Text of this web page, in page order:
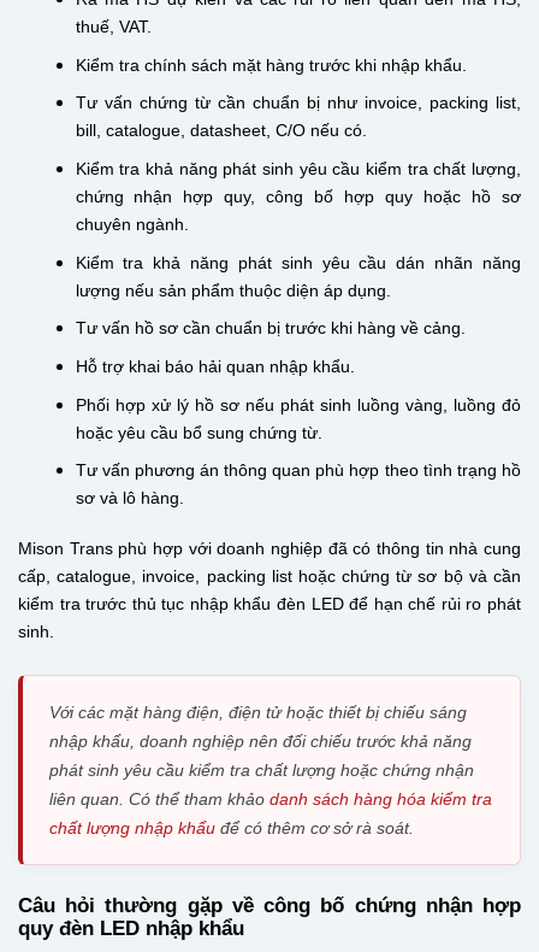
thuế, VAT.
Kiểm tra chính sách mặt hàng trước khi nhập khẩu.
Tư vấn chứng từ cần chuẩn bị như invoice, packing list,
bill, catalogue, datasheet, C/O nếu có.
Kiểm tra khả năng phát sinh yêu cầu kiểm tra chất lượng,
chứng nhận hợp quy, công bố hợp quy hoặc hồ sơ
chuyên ngành.
Kiểm tra khả năng phát sinh yêu cầu dán nhãn năng
lượng nếu sản phẩm thuộc diện áp dụng.
Tư vấn hồ sơ cần chuẩn bị trước khi hàng về cảng.
Hỗ trợ khai báo hải quan nhập khẩu.
Phối hợp xử lý hồ sơ nếu phát sinh luồng vàng, luồng đỏ
hoặc yêu cầu bổ sung chứng từ.
Tư vấn phương án thông quan phù hợp theo tình trạng hồ
sơ và lô hàng.
Mison Trans phù hợp với doanh nghiệp đã có thông tin nhà cung
cấp, catalogue, invoice, packing list hoặc chứng từ sơ bộ và cần
kiểm tra trước thủ tục nhập khẩu đèn LED để hạn chế rủi ro phát
sinh.
Với các mặt hàng điện, điện tử hoặc thiết bị chiếu sáng
nhập khẩu, doanh nghiệp nên đối chiếu trước khả năng
phát sinh yêu cầu kiểm tra chất lượng hoặc chứng nhận
liên quan. Có thể tham khảo danh sách hàng hóa kiểm tra
chất lượng nhập khẩu để có thêm cơ sở rà soát.
Câu hỏi thường gặp về công bố chứng nhận hợp
quy đèn LED nhập khẩu